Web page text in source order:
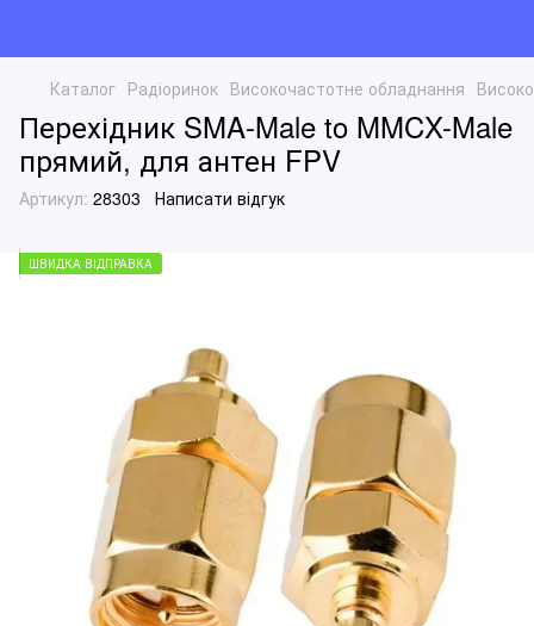
Каталог Радіоринок Високочастотне обладнання
Перехідник SMA-Male to MMCX-Male
прямий, для антен FPV
Артикул: 28303 Написати відгук
ШВИДКА ВІДПРАВКА